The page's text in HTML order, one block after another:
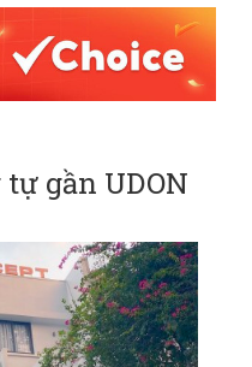
gần UDON